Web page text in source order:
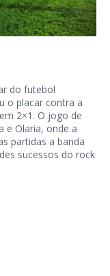
do futebol
o placar contra a
2×1. O jogo de
e Olaria, onde a
partidas a banda
sucessos do rock